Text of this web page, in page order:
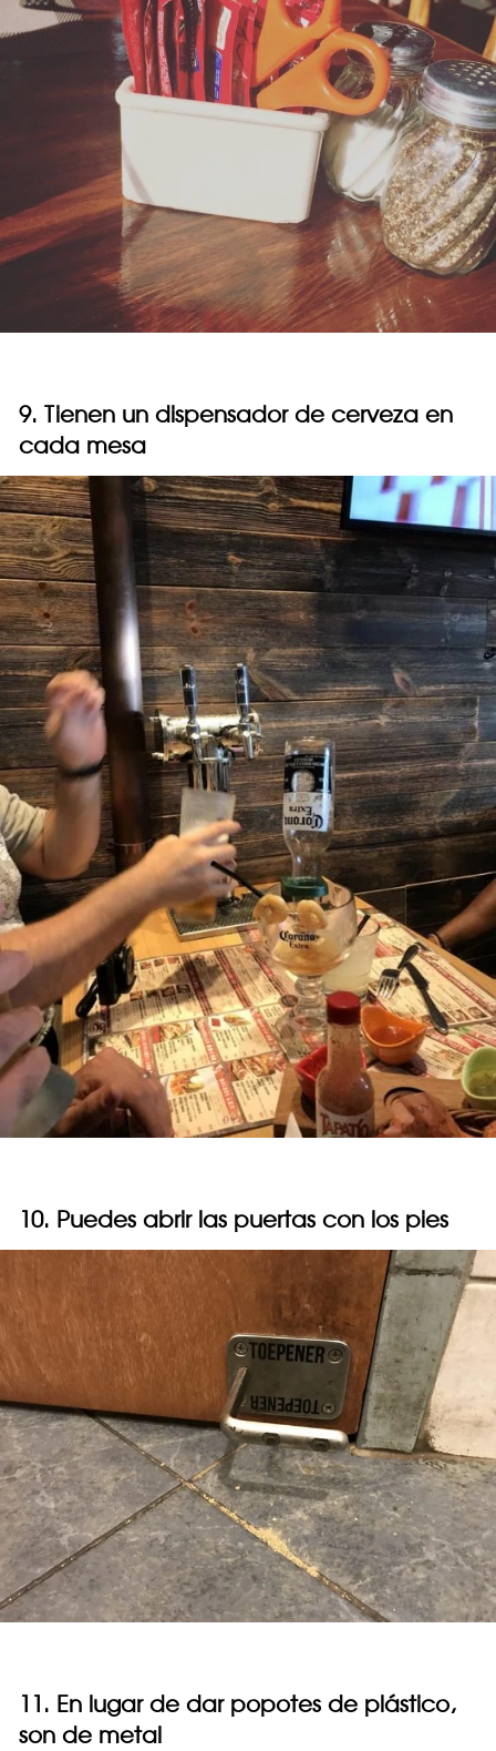
9. Tienen un dispensador de cerveza en
cada mesa
10. Puedes abrir las puertas con los pies
11. En lugar de dar popotes de plástico,
son de metal